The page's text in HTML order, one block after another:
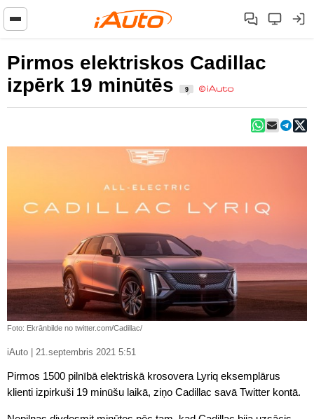
Pirmos elektriskos Cadillac
izpērk 19 minūtēs
9
Foto: Ekrānbilde no twitter.com/Cadillac/
iAuto | 21.septembris 2021 5:51
Pirmos 1500 pilnībā elektriskā krosovera Lyriq eksemplārus
klienti izpirkuši 19 minūšu laikā, ziņo Cadillac savā Twitter kontā.